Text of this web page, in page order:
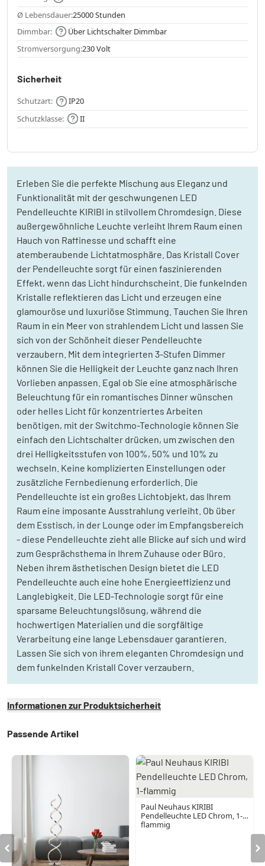
Ø Lebensdauer:25000 Stunden
Dimmbar:
Über Lichtschalter Dimmbar
Stromversorgung:230 Volt
Sicherheit
Schutzart:
IP20
Schutzklasse:
II
Erleben Sie die perfekte Mischung aus Eleganz und
Funktionalität mit der geschwungenen LED
Pendelleuchte KIRIBI in stilvollem Chromdesign. Diese
außergewöhnliche Leuchte verleiht Ihrem Raum einen
Hauch von Raffinesse und schafft eine
atemberaubende Lichtatmosphäre. Das Kristall Cover
der Pendelleuchte sorgt für einen faszinierenden
Effekt, wenn das Licht hindurchscheint. Die funkelnden
Kristalle reflektieren das Licht und erzeugen eine
glamouröse und luxuriöse Stimmung. Tauchen Sie Ihren
Raum in ein Meer von strahlendem Licht und lassen Sie
sich von der Schönheit dieser Pendelleuchte
verzaubern. Mit dem integrierten 3-Stufen Dimmer
können Sie die Helligkeit der Leuchte ganz nach Ihren
Vorlieben anpassen. Egal ob Sie eine atmosphärische
Beleuchtung für ein romantisches Dinner wünschen
oder helles Licht für konzentriertes Arbeiten
benötigen, mit der Switchmo-Technologie können Sie
einfach den Lichtschalter drücken, um zwischen den
drei Helligkeitsstufen von 100%, 50% und 10% zu
wechseln. Keine komplizierten Einstellungen oder
zusätzliche Fernbedienung erforderlich. Die
Pendelleuchte ist ein großes Lichtobjekt, das Ihrem
Raum eine imposante Ausstrahlung verleiht. Ob über
dem Esstisch, in der Lounge oder im Empfangsbereich
- diese Pendelleuchte zieht alle Blicke auf sich und wird
zum Gesprächsthema in Ihrem Zuhause oder Büro.
Neben ihrem ästhetischen Design bietet die LED
Pendelleuchte auch eine hohe Energieeffizienz und
Langlebigkeit. Die LED-Technologie sorgt für eine
sparsame Beleuchtungslösung, während die
hochwertigen Materialien und die sorgfältige
Verarbeitung eine lange Lebensdauer garantieren.
Lassen Sie sich von ihrem eleganten Chromdesign und
dem funkelnden Kristall Cover verzaubern.
Informationen zur Produktsicherheit
Passende Artikel
Paul Neuhaus KIRIBI
Pendelleuchte LED Chrom, 1-
flammig